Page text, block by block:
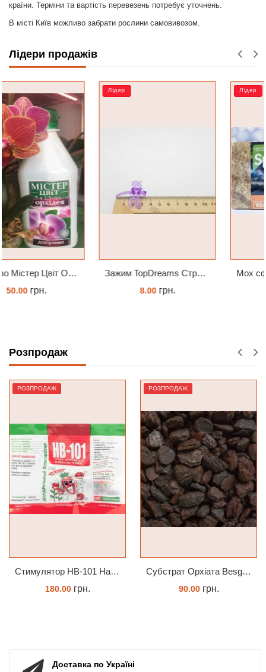
країни. Терміни та вартість перевезень потребує уточнень.
В місті Київ можливо забрати рослини самовивозом.
Лідери продажів
Зажим TopDreams Стрекоза для крепления цветоноса орхидеи Мох сфагнум спагмосс spagmoss besgrow прессований новозеландський. Заводське пакування 100 грамм
Розпродаж
РОЗПРОДАЖ
Стимулятор HB-101 Натуральний віталайзер 6 мл
180.00грн.
РОЗПРОДАЖ
Субстрат Орхіата Besgrow Orchiata фракція 18-25мм
90.00грн.
Доставка по Україні